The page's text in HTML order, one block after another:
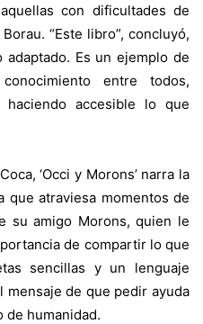
con dificultades de
“Este libro”, concluyó,
Es un ejemplo de
entre todos,
haciendo accesible lo que
‘Occi y Morons’ narra la
que atraviesa momentos de
su amigo Morons, quien le
de compartir lo que
sencillas y un lenguaje
mensaje de que pedir ayuda
de humanidad.